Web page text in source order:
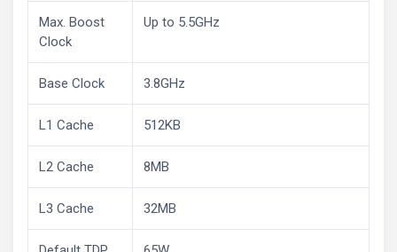
Max. Boost
Clock
Up to 5.5GHz
Base Clock 3.8GHz
L1 Cache 512KB
L2 Cache 8MB
L3 Cache 32MB